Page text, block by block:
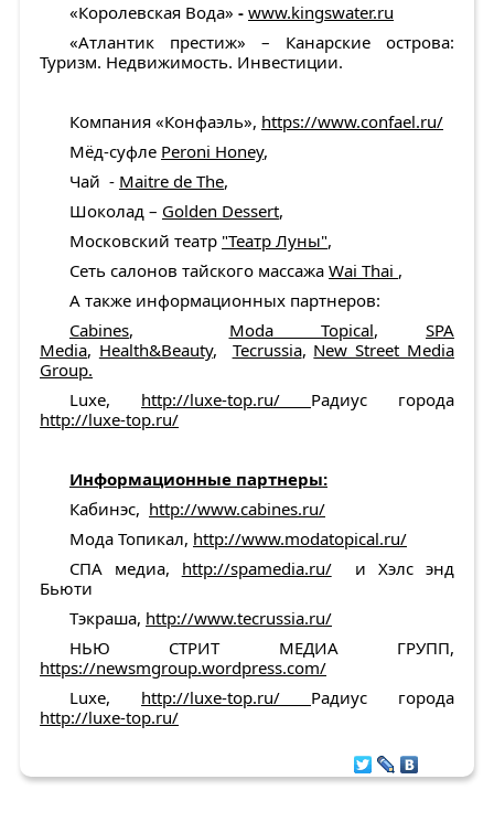
«Королевская Вода» - www.kingswater.ru
«Атлантик престиж» – Канарские острова:
Туризм. Недвижимость. Инвестиции.
Компания «Конфаэль», https://www.confael.ru/
Мёд-суфле Peroni Honey,
Чай - Maitre de The,
Шоколад – Golden Dessert,
Московский театр "Театр Луны",
Сеть салонов тайского массажа Wai Thai ,
А также информационных партнеров:
Cabines, Moda Topical, SPA
Media, Health&Beauty, Tecrussia, New Street Media
Group.
Luxe, http://luxe-top.ru/
Радиус города
http://luxe-top.ru/
Информационные партнеры:
Кабинэс, http://www.cabines.ru/
Мода Топикал, http://www.modatopical.ru/
СПА медиа, http://spamedia.ru/и Хэлс энд
Бьюти
Тэкраша, http://www.tecrussia.ru/
НЬЮ СТРИТ МЕДИА ГРУПП,
https://newsmgroup.wordpress.com/
Luxe, http://luxe-top.ru/
Радиус города
http://luxe-top.ru/